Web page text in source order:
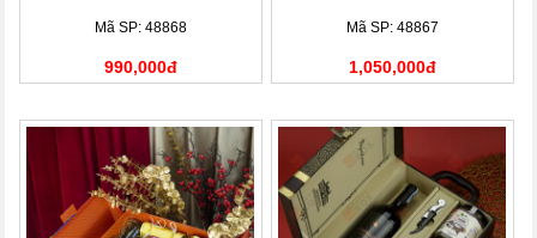
Mã SP: 48868
990,000đ
Mã SP: 48867
1,050,000đ